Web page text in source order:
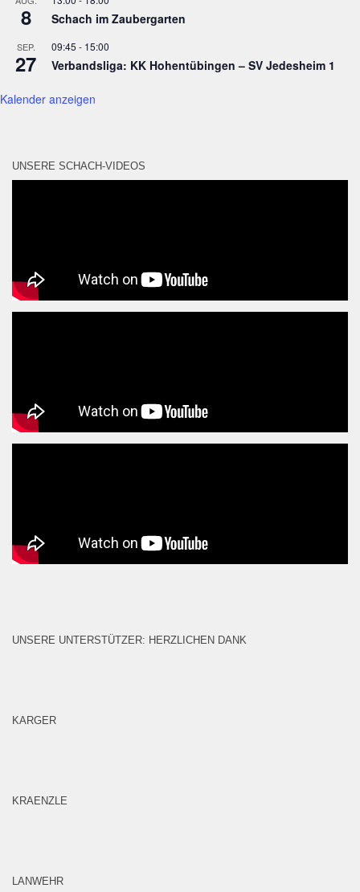
8 Schach im Zaubergarten
SEP.
27
09:45 - 15:00
Verbandsliga: KK Hohentübingen – SV Jedesheim 1
Kalender anzeigen
UNSERE SCHACH-VIDEOS
UNSERE UNTERSTÜTZER: HERZLICHEN DANK
KARGER
KRAENZLE
LANWEHR